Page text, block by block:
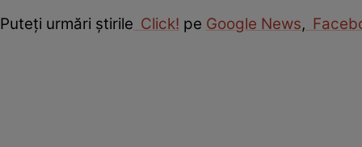
Puteţi urmări ştirile Click! pe Google News,